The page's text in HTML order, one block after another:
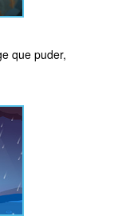
que puder,